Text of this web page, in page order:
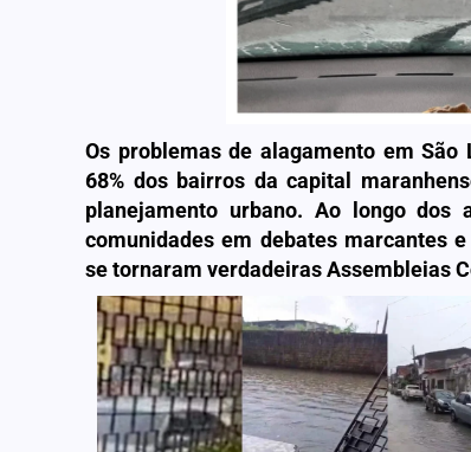
Os problemas de alagamento em
68% dos bairros da capital
planejamento urbano. Ao longo dos
comunidades em debates marcantes
se tornaram verdadeiras Assembleias